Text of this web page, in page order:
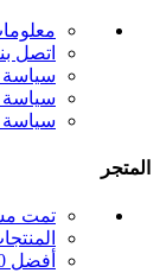
اتصل
سياسة
سياسة
المتجر
تمت
أفضل 100 منتج